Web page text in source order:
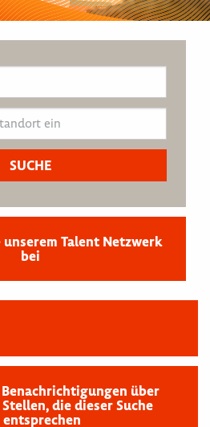
unserem Talent Netzwerk
bei
über
die dieser Suche
entsprechen